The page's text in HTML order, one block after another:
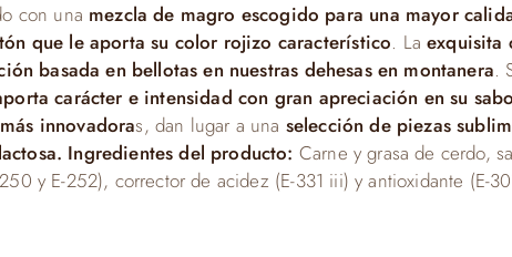
con una mezcla de magro escogido para una mayor
que le aporta su color rojizo característico. Laexquisita
basada en bellotas en nuestras dehesas en montanera.
carácter e intensidad con gran apreciación en su
innovadoras, dan lugar a una selección de piezas
Ingredientes del producto: Carne y grasa de cerdo,
y E-252), corrector de acidez (E-331 iii) y antioxidante (E-